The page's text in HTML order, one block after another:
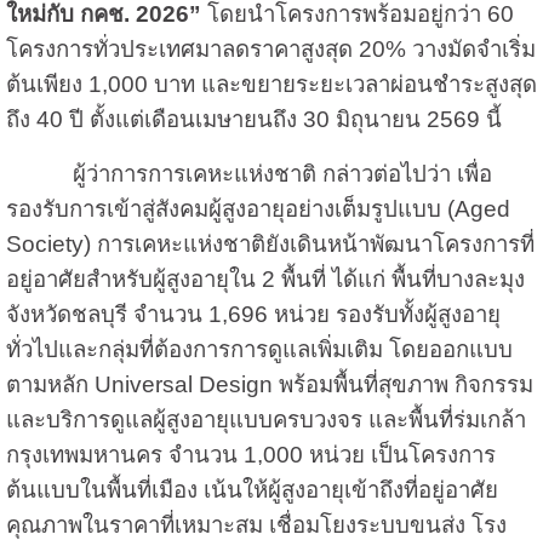
ใหม่กับ กคช. 2026” โดยนำโครงการพร้อมอยู่กว่า 60
โครงการทั่วประเทศมาลดราคาสูงสุด 20% วางมัดจำเริ่ม
ต้นเพียง 1,000 บาท และขยายระยะเวลาผ่อนชำระสูงสุด
ถึง 40 ปี ตั้งแต่เดือนเมษายนถึง 30 มิถุนายน 2569 นี้
ผู้ว่าการการเคหะแห่งชาติ กล่าวต่อไปว่า เพื่อ
รองรับการเข้าสู่สังคมผู้สูงอายุอย่างเต็มรูปแบบ (Aged
Society) การเคหะแห่งชาติยังเดินหน้าพัฒนาโครงการที่
อยู่อาศัยสำหรับผู้สูงอายุใน 2 พื้นที่ ได้แก่ พื้นที่บางละมุง
จังหวัดชลบุรี จำนวน 1,696 หน่วย รองรับทั้งผู้สูงอายุ
ทั่วไปและกลุ่มที่ต้องการการดูแลเพิ่มเติม โดยออกแบบ
ตามหลัก Universal Design พร้อมพื้นที่สุขภาพ กิจกรรม
และบริการดูแลผู้สูงอายุแบบครบวงจร และพื้นที่ร่มเกล้า
กรุงเทพมหานคร จำนวน 1,000 หน่วย เป็นโครงการ
ต้นแบบในพื้นที่เมือง เน้นให้ผู้สูงอายุเข้าถึงที่อยู่อาศัย
คุณภาพในราคาที่เหมาะสม เชื่อมโยงระบบขนส่ง โรง